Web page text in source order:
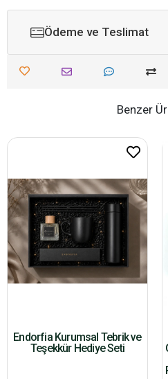
Ödeme ve Teslimat
Benzer
Endorfia Kurumsal Tebrik ve
Teşekkür Hediye Seti